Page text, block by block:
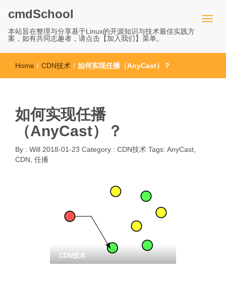
cmdSchool
本站旨在整理与分享基于Linux的开源知识与技术最佳实践方
案，如有共同志趣者，请点击【加入我们】菜单。
Home / CDN技术 / 如何实现任播（AnyCast）？
如何实现任播
（AnyCast）？
By : Will 2018-01-23 Category : CDN技术 Tags: AnyCast
CDN 任播
CDN技术